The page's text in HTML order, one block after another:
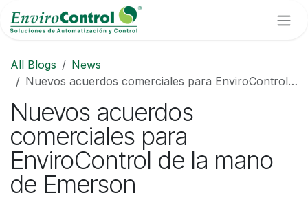
Skip to Content
All Blogs
News
Nuevos acuerdos comerciales para EnviroControl de la mano de Emerson
Nuevos acuerdos
comerciales para
EnviroControl de la mano
de Emerson